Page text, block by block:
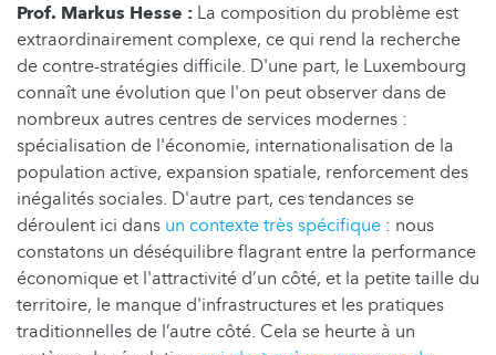
Prof. Markus Hesse : La composition du problème est
extraordinairement complexe, ce qui rend la recherche
de contre-stratégies difficile. D'une part, le Luxembourg
connaît une évolution que l'on peut observer dans de
nombreux autres centres de services modernes :
spécialisation de l'économie, internationalisation de la
population active, expansion spatiale, renforcement des
inégalités sociales. D'autre part, ces tendances se
déroulent ici dans un contexte très spécifique : nous
constatons un déséquilibre flagrant entre la performance
économique et l'attractivité d’un côté, et la petite taille du
territoire, le manque d'infrastructures et les pratiques
traditionnelles de l’autre côté. Cela se heurte à un